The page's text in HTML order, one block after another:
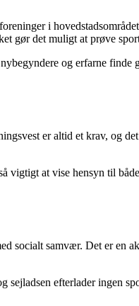
i
gør det muligt at prøve
og erfarne finde
er altid et krav, og
at vise hensyn til
socialt samvær. Det er en
efterlader ingen